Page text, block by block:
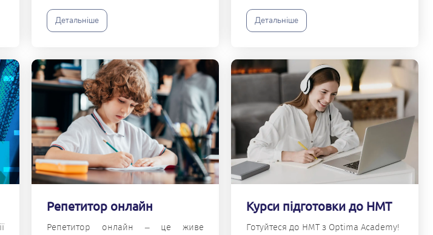
Детальніше Детальніше
Репетитор онлайн
Репетитор онлайн – це живе
Курси підготовки до НМТ
Готуйтеся до НМТ з Optima Academy!